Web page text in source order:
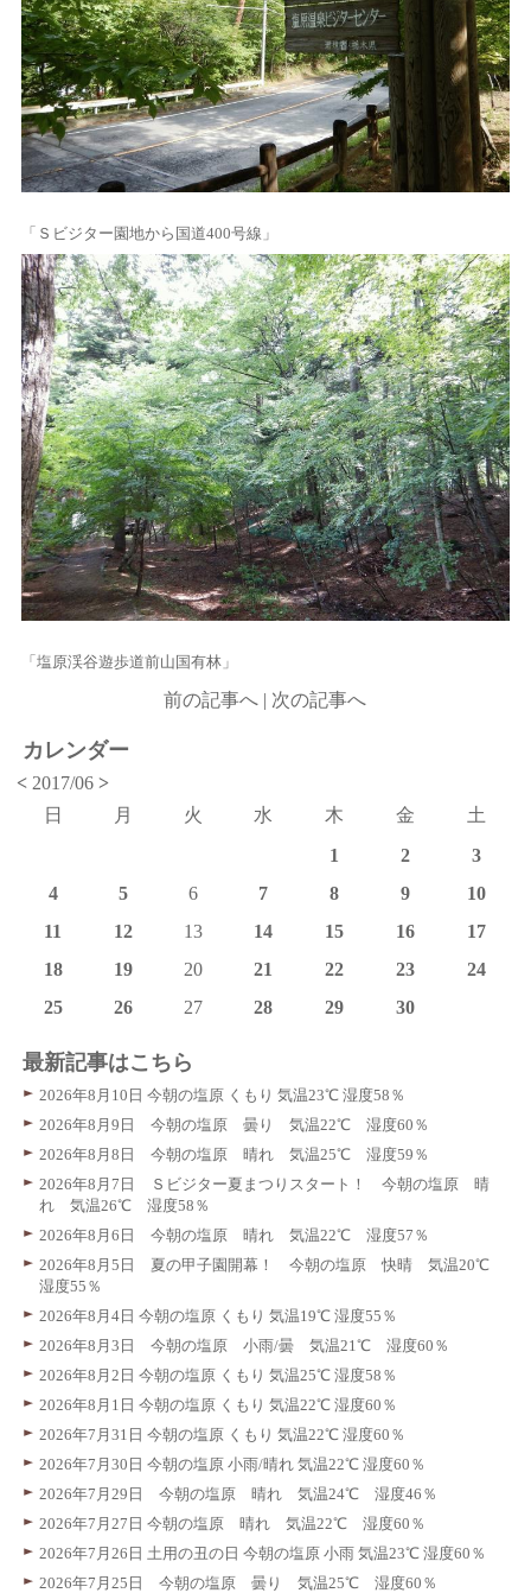
「Ｓビジター園地から国道400号線」
「塩原渓谷遊歩道前山国有林」
前の記事へ | 次の記事へ
カレンダー
< 2017/06>
日
月 火 水 木 金
土
1
2
3
4
5 6 7 8 9
10
11
12 13 14 15 16
17
18
19 20 21 22 23
24
25
26 27 28 29 30
最新記事はこちら
2026年8月10日 今朝の塩原 くもり 気温23℃ 湿度58％
2026年8月9日 今朝の塩原 曇り 気温22℃ 湿度60％
2026年8月8日 今朝の塩原 晴れ 気温25℃ 湿度59％
2026年8月7日 Ｓビジター夏まつりスタート！ 今朝の塩原 晴
れ 気温26℃ 湿度58％
2026年8月6日 今朝の塩原 晴れ 気温22℃ 湿度57％
2026年8月5日 夏の甲子園開幕！ 今朝の塩原 快晴 気温20℃
湿度55％
2026年8月4日 今朝の塩原 くもり 気温19℃ 湿度55％
2026年8月3日 今朝の塩原 小雨/曇 気温21℃ 湿度60％
2026年8月2日 今朝の塩原 くもり 気温25℃ 湿度58％
2026年8月1日 今朝の塩原 くもり 気温22℃ 湿度60％
2026年7月31日 今朝の塩原 くもり 気温22℃ 湿度60％
2026年7月30日 今朝の塩原 小雨/晴れ 気温22℃ 湿度60％
2026年7月29日 今朝の塩原 晴れ 気温24℃ 湿度46％
2026年7月27日 今朝の塩原 晴れ 気温22℃ 湿度60％
2026年7月26日 土用の丑の日 今朝の塩原 小雨 気温23℃ 湿度60％
2026年7月25日 今朝の塩原 曇り 気温25℃ 湿度60％